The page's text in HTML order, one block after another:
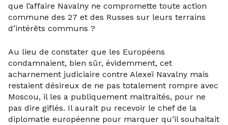
que l’affaire Navalny ne compromette toute action
commune des 27 et des Russes sur leurs terrains
d’intérêts communs ?
Au lieu de constater que les Européens
condamnaient, bien sûr, évidemment, cet
acharnement judiciaire contre Alexeï Navalny mais
restaient désireux de ne pas totalement rompre avec
Moscou, il les a publiquement maltraités, pour ne
pas dire giflés. Il aurait pu recevoir le chef de la
diplomatie européenne pour marquer qu’il souhaitait